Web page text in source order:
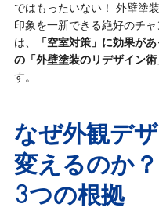
ではもったいない！ 外壁塗
印象を一新できる絶好のチ
は、
「空室対策」に効果が
の「外壁塗装のリデザイン術
す。
なぜ外観デ
変えるのか
3つの根拠